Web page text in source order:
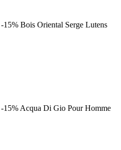
-15% Bois Oriental Serge Lutens
-15% Acqua Di Gio Pour Homme